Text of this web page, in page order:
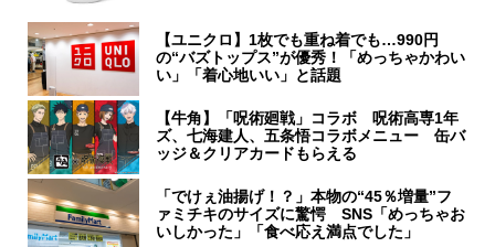
【ユニクロ】1枚でも重ね着でも…990円
の“バズトップス”が優秀！「めっちゃかわい
い」「着心地いい」と話題
【牛角】「呪術廻戦」コラボ 呪術高専1年
ズ、七海建人、五条悟コラボメニュー 缶バ
ッジ＆クリアカードもらえる
「でけぇ油揚げ！？」本物の“45％増量”フ
ァミチキのサイズに驚愕 SNS「めっちゃお
いしかった」「食べ応え満点でした」